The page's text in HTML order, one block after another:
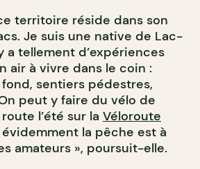
territoire réside dans son
Je suis une native de Lac-
a tellement d’expériences
air à vivre dans le coin :
sentiers pédestres,
peut y faire du vélo de
l’été sur la Véloroute
la pêche est à
amateurs », poursuit-elle.